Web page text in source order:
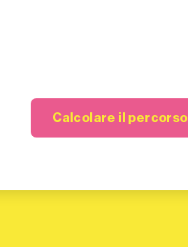
Calcolare il percorso